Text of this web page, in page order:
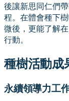
後讓新思同仁們
程。在體會種下
微後，更能了解
行動。
種樹活動成
永續領導力工